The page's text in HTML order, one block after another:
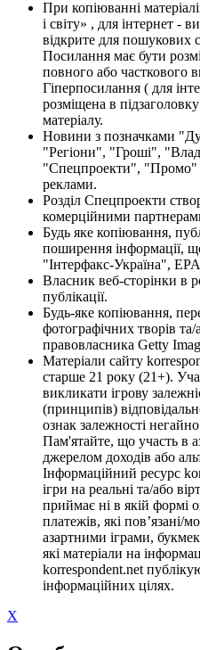
При копіюванні
і світу» , для інтернет -
відкрите для пошукових
Посилання має бути
повного або часткового
Гіперпосилання ( для
розміщена в
матеріалу.
Новини з позначками
"Регіони", "Гроші",
"Спецпроекти", "Промо"
реклами.
Розділ Спецпроекти
комерційними
Будь яке копіювання,
поширення інформації,
"Інтерфакс-Україна",
Власник веб-сторінки в
публікації.
Будь-яке копіювання,
фотографічних творів та/
правовласника Getty
Матеріали сайту
старше 21 року (21+).
викликати ігрову
(принципів)
ознак залежності негайно
Пам'ятайте, що участь в
джерелом доходів або
Інформаційний ресурс
ігри на реальні та/або
приймає ні в якій формі
платежів, які пов’язані/
азартними іграми,
які матеріали на
korrespondent.net
інформаційних цілях.
X